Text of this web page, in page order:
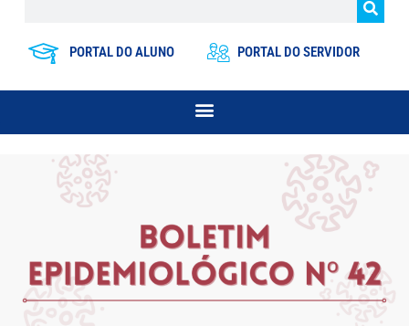
PORTAL DO ALUNO PORTAL DO SERVIDOR